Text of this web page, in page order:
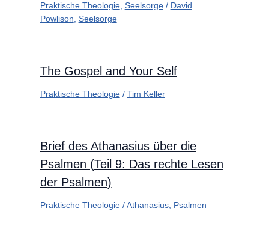
Praktische Theologie, Seelsorge/ David
Powlison, Seelsorge
The Gospel and Your Self
Praktische Theologie/ Tim Keller
Brief des Athanasius über die
Psalmen (Teil 9: Das rechte Lesen
der Psalmen)
Praktische Theologie/Athanasius, Psalmen